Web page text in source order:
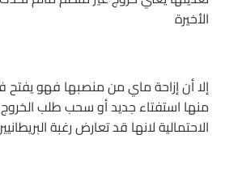
الأخيرة
إلا أن إزاحة ماي من منصبها فهو يفتح
منها استفتاء جديد أو سحب طلب
الاحتمالية لانها قد تعارض رغبة